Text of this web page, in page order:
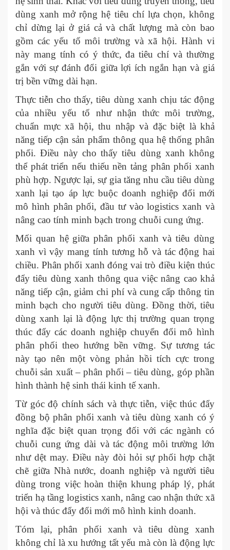
dùng xanh mở rộng hệ tiêu chí lựa chọn, không
chỉ dừng lại ở giá cả và chất lượng mà còn bao
gồm các yếu tố môi trường và xã hội. Hành vi
này mang tính có ý thức, đa tiêu chí và thường
gắn với sự đánh đổi giữa lợi ích ngắn hạn và giá
trị bền vững dài hạn.
Thực tiễn cho thấy, tiêu dùng xanh chịu tác động
của nhiều yếu tố như nhận thức môi trường,
chuẩn mực xã hội, thu nhập và đặc biệt là khả
năng tiếp cận sản phẩm thông qua hệ thống phân
phối. Điều này cho thấy tiêu dùng xanh không
thể phát triển nếu thiếu nền tảng phân phối xanh
phù hợp. Ngược lại, sự gia tăng nhu cầu tiêu dùng
xanh lại tạo áp lực buộc doanh nghiệp đổi mới
mô hình phân phối, đầu tư vào logistics xanh và
nâng cao tính minh bạch trong chuỗi cung ứng.
Mối quan hệ giữa phân phối xanh và tiêu dùng
xanh vì vậy mang tính tương hỗ và tác động hai
chiều. Phân phối xanh đóng vai trò điều kiện thúc
đẩy tiêu dùng xanh thông qua việc nâng cao khả
năng tiếp cận, giảm chi phí và cung cấp thông tin
minh bạch cho người tiêu dùng. Đồng thời, tiêu
dùng xanh lại là động lực thị trường quan trọng
thúc đẩy các doanh nghiệp chuyển đổi mô hình
phân phối theo hướng bền vững. Sự tương tác
này tạo nên một vòng phản hồi tích cực trong
chuỗi sản xuất – phân phối – tiêu dùng, góp phần
hình thành hệ sinh thái kinh tế xanh.
Từ góc độ chính sách và thực tiễn, việc thúc đẩy
đồng bộ phân phối xanh và tiêu dùng xanh có ý
nghĩa đặc biệt quan trọng đối với các ngành có
chuỗi cung ứng dài và tác động môi trường lớn
như dệt may. Điều này đòi hỏi sự phối hợp chặt
chẽ giữa Nhà nước, doanh nghiệp và người tiêu
dùng trong việc hoàn thiện khung pháp lý, phát
triển hạ tầng logistics xanh, nâng cao nhận thức xã
hội và thúc đẩy đổi mới mô hình kinh doanh.
Tóm lại, phân phối xanh và tiêu dùng xanh
không chỉ là xu hướng tất yếu mà còn là động lực